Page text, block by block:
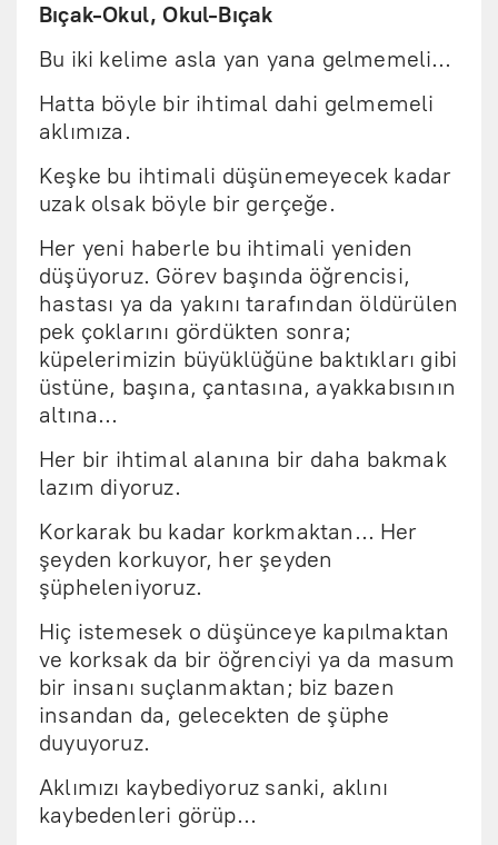
Bıçak-Okul, Okul-Bıçak
Bu iki kelime asla yan yana gelmemeli…
Hatta böyle bir ihtimal dahi gelmemeli
aklımıza.
Keşke bu ihtimali düşünemeyecek kadar
uzak olsak böyle bir gerçeğe.
Her yeni haberle bu ihtimali yeniden
düşüyoruz. Görev başında öğrencisi,
hastası ya da yakını tarafından öldürülen
pek çoklarını gördükten sonra;
küpelerimizin büyüklüğüne baktıkları gibi
üstüne, başına, çantasına, ayakkabısının
altına…
Her bir ihtimal alanına bir daha bakmak
lazım diyoruz.
Korkarak bu kadar korkmaktan… Her
şeyden korkuyor, her şeyden
şüpheleniyoruz.
Hiç istemesek o düşünceye kapılmaktan
ve korksak da bir öğrenciyi ya da masum
bir insanı suçlanmaktan; biz bazen
insandan da, gelecekten de şüphe
duyuyoruz.
Aklımızı kaybediyoruz sanki, aklını
kaybedenleri görüp…